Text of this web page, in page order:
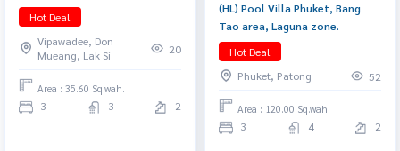
ติดต่อฝ่ายขาย 065-6956939
Hot Deal
Vipawadee, Don
Mueang, Lak Si
20
Area : 35.60 Sq.wah.
3 3 2
(HL) Pool Villa Phuket, Bang
Tao area, Laguna zone.
Hot Deal
Phuket, Patong
52
Area : 120.00 Sq.wah.
3 4 2